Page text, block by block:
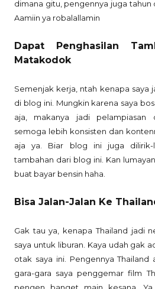
dimana gitu, pengennya juga tahun
Aamiin ya robalallamin
Dapat Penghasilan
Matakodok
Semenjak kerja, ntah kenapa saya
di blog ini. Mungkin karena saya
aja, makanya jadi pelampiasan
semoga lebih konsisten dan
aja ya. Biar blog ini juga
tambahan dari blog ini. Kan
buat bayar bensin haha.
Bisa Jalan-Jalan Ke
Gak tau ya, kenapa Thailand jadi
saya untuk liburan. Kaya udah gak
otak saya ini. Pengennya
gara-gara saya penggemar film